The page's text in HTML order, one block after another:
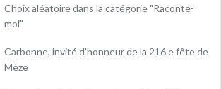
Choix aléatoire dans la catégorie "Raconte-
moi"
Carbonne, invité d'honneur de la 216 e fête de
Mèze